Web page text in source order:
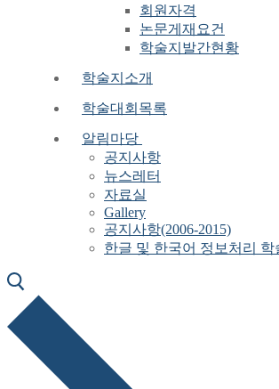
회원자격
논문게재요건
학술지발간현황
학술지소개
학술대회목록
알림마당
공지사항
뉴스레터
자료실
Gallery
공지사항(2006-2015)
한글 및 한국어 정보처리 학